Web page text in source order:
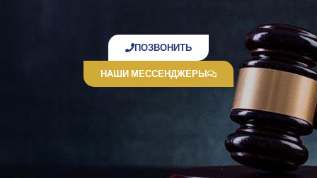
ПОЗВОНИТЬ
НАШИ МЕССЕНДЖЕРЫ